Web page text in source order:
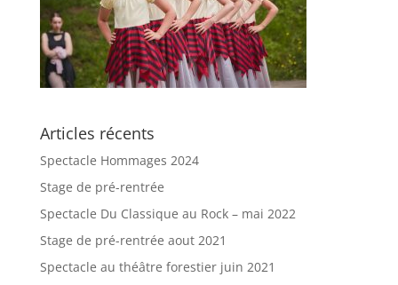
Articles récents
Spectacle Hommages 2024
Stage de pré-rentrée
Spectacle Du Classique au Rock – mai 2022
Stage de pré-rentrée aout 2021
Spectacle au théâtre forestier juin 2021